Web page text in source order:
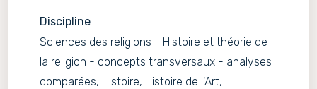
Discipline
Sciences des religions - Histoire et théorie de
la religion - concepts transversaux - analyses
comparées, Histoire, Histoire de l'Art,